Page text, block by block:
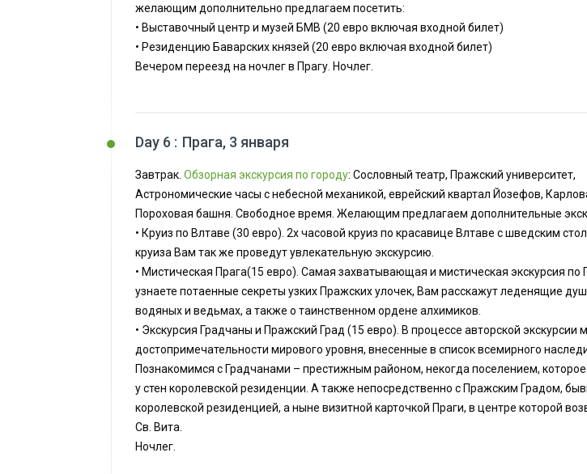
желающим дополнительно предлагаем посетить:
• Выставочный центр и музей БМВ (20 евро включая входной билет)
• Резиденцию Баварских князей (20 евро включая входной билет)
Вечером переезд на ночлег в Прагу. Ночлег.
Day 6 : Прага, 3 января
Завтрак. Обзорная экскурсия по городу: Сословный театр, Пражский университет,
Астрономические часы с небесной механикой, еврейский квартал Йозефов,
Пороховая башня. Свободное время. Желающим предлагаем дополнительные
• Круиз по Влтаве (30 евро). 2х часовой круиз по красавице Влтаве с шведским
круиза Вам так же проведут увлекательную экскурсию.
• Мистическая Прага(15 евро). Самая захватывающая и мистическая экскурсия по
узнаете потаенные секреты узких Пражских улочек, Вам расскажут леденящие
водяных и ведьмах, а также о таинственном ордене алхимиков.
• Экскурсия Градчаны и Пражский Град (15 евро). В процессе авторской экскурсии
достопримечательности мирового уровня, внесенные в список всемирного
Познакомимся с Градчанами – престижным районом, некогда поселением,
у стен королевской резиденции. А также непосредственно с Пражским Градом,
королевской резиденцией, а ныне визитной карточкой Праги, в центре которой
Св. Вита.
Ночлег.